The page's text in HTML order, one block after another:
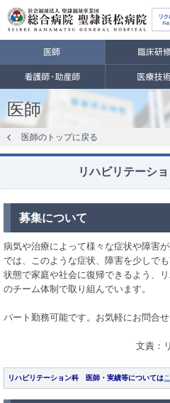
医師
医師のトップに戻る
リハビリテーシ
募集について
病気や治療によって様々な症状や障害
では、このような症状、障害を少しで
状態で家庭や社会に復帰できるよう、
のチーム体制で取り組んでいます。
パート勤務可能です。お気軽にお問合せ
文責：
リハビリテーション科 医師・実績等については